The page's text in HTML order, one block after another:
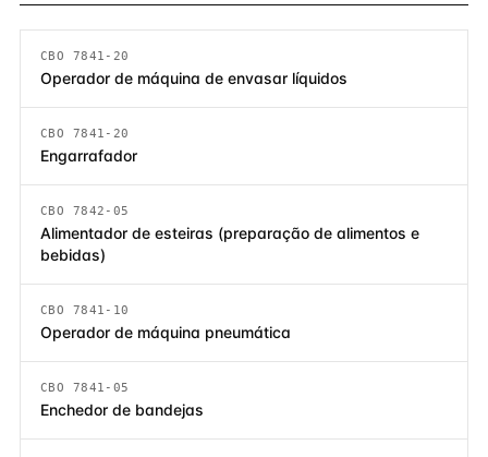
CBO 7841-20
Operador de máquina de envasar líquidos
CBO 7841-20
Engarrafador
CBO 7842-05
Alimentador de esteiras (preparação de alimentos e
bebidas)
CBO 7841-10
Operador de máquina pneumática
CBO 7841-05
Enchedor de bandejas